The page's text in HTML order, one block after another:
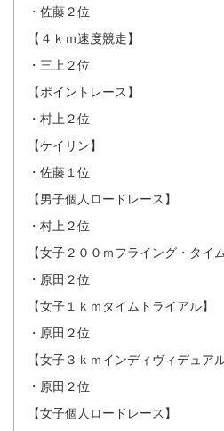
・佐藤２位
【４ｋｍ速度競走】
・三上２位
【ポイントレース】
・村上２位
【ケイリン】
・佐藤１位
【男子個人ロードレース】
・村上２位
【女子２００ｍフライング・タイ
・原田２位
【女子１ｋｍタイムトライアル】
・原田２位
【女子３ｋｍインディヴィデュア
・原田２位
【女子個人ロードレース】